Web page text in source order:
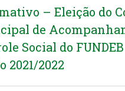
– Eleição do
de
Social do
2021/2022